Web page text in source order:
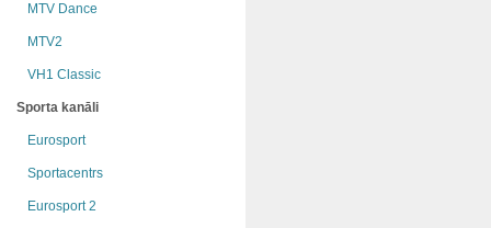
MTV Dance
MTV2
VH1 Classic
Sporta kanāli
Eurosport
Sportacentrs
Eurosport 2